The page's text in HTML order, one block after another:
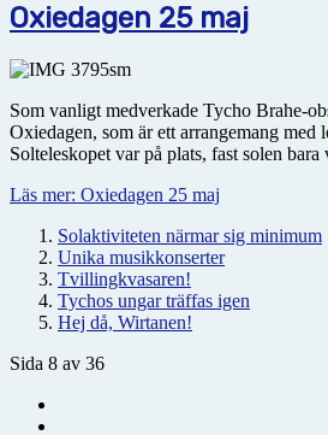
Oxiedagen 25 maj
Som vanligt medverkade Tycho Brahe-
Oxiedagen, som är ett arrangemang med
Solteleskopet var på plats, fast solen
Läs mer: Oxiedagen 25 maj
Solaktiviteten närmar sig minimum
Unika musikkonserter
Tvillingkvasaren!
Tychos ungar träffas igen
Hej då, Wirtanen!
Sida 8 av 36